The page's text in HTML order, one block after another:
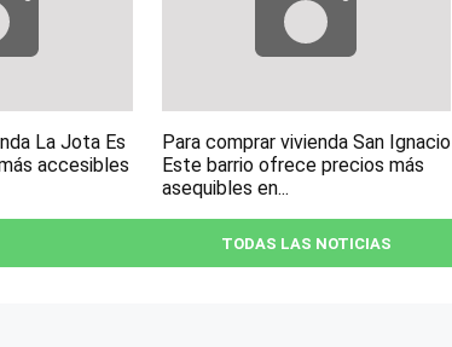
La Jota Es
accesibles
Para comprar vivienda San Ignacio
Este barrio ofrece precios más
asequibles en...
TODAS LAS NOTICIAS